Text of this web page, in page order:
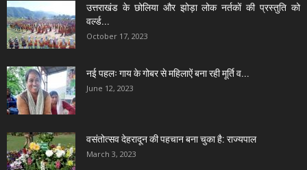
उत्तराखंड के छोलिया और झोड़ा लोक नर्तकों की प्रस्तुति को
वर्ल्ड...
October 17, 2023
नई पहलः गाय के गोबर से महिलाऐं बना रही मूर्ति व...
June 12, 2023
वसंतोत्सव देहरादून की पहचान बना चुका है: राज्यपाल
March 3, 2023